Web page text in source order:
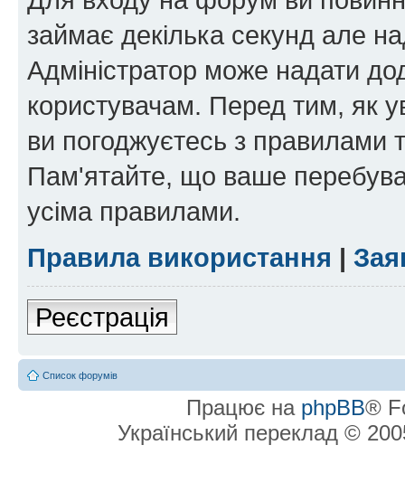
займає декілька секунд але
Адміністратор може надати
користувачам. Перед тим, як
ви погоджуєтесь з правилами
Пам'ятайте, що ваше
усіма правилами.
Правила використання |
Реєстрація
Список форумів
Працює на phpBB®
Український переклад ©